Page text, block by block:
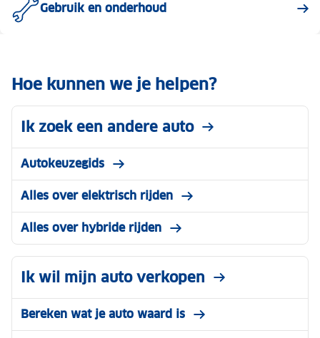
Gebruik en onderhoud
Hoe kunnen we je helpen?
Ik zoek een andere auto
Autokeuzegids
Alles over elektrisch rijden
Alles over hybride rijden
Ik wil mijn auto verkopen
Bereken wat je auto waard is